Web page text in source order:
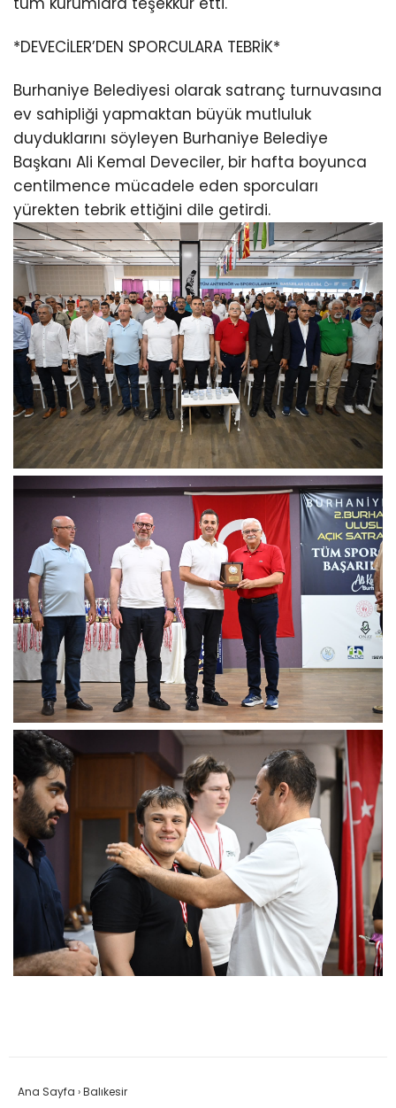
*DEVECİLER’DEN SPORCULARA TEBRİK*
Burhaniye Belediyesi olarak satranç turnuvasına
ev sahipliği yapmaktan büyük mutluluk
duyduklarını söyleyen Burhaniye Belediye
Başkanı Ali Kemal Deveciler, bir hafta boyunca
centilmence mücadele eden sporcuları
yürekten tebrik ettiğini dile getirdi.
Ana Sayfa ›Balıkesir